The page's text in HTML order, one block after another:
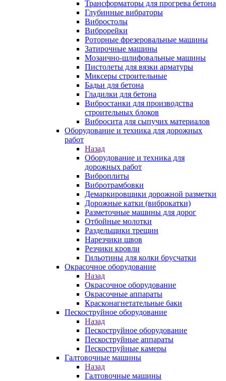
Трансформаторы для прогрева бетона
Глубинные вибраторы
Вибростолы
Виброрейки
Роторные фрезеровальные машины
Затирочные машины
Мозаично-шлифовальные машины
Пистолеты для вязки арматуры
Миксеры строительные
Бадьи для бетона
Гладилки для бетона
Вибростанки для производства
строительных блоков
Вибросита для сыпучих материалов
Оборудование и техника для дорожных
работ
Назад
Оборудование и техника для
дорожных работ
Виброплиты
Вибротрамбовки
Демаркировщики дорожной разметки
Дорожные катки (виброкатки)
Разметочные машины для дорог
Отбойные молотки
Раздельщики трещин
Нарезчики швов
Резчики кровли
Гильотины для колки брусчатки
Окрасочное оборудование
Назад
Окрасочное оборудование
Окрасочные аппараты
Красконагнетательные баки
Пескоструйное оборудование
Назад
Пескоструйное оборудование
Пескоструйные аппараты
Пескоструйные камеры
Галтовочные машины
Назад
Галтовочные машины